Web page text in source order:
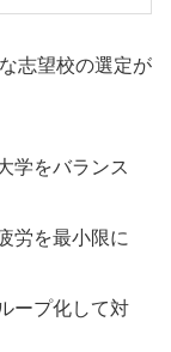
志望校の選定が
学をバランス
労を最小限に
ープ化して対